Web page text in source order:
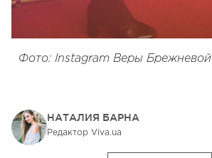
Фото: Instagram Веры Брежневой
НАТАЛИЯ БАРНА
Редактор Viva.ua